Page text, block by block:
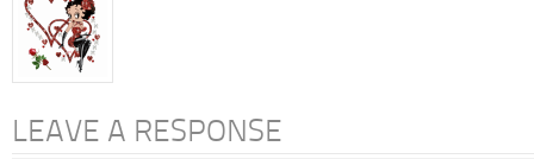
LEAVE A RESPONSE